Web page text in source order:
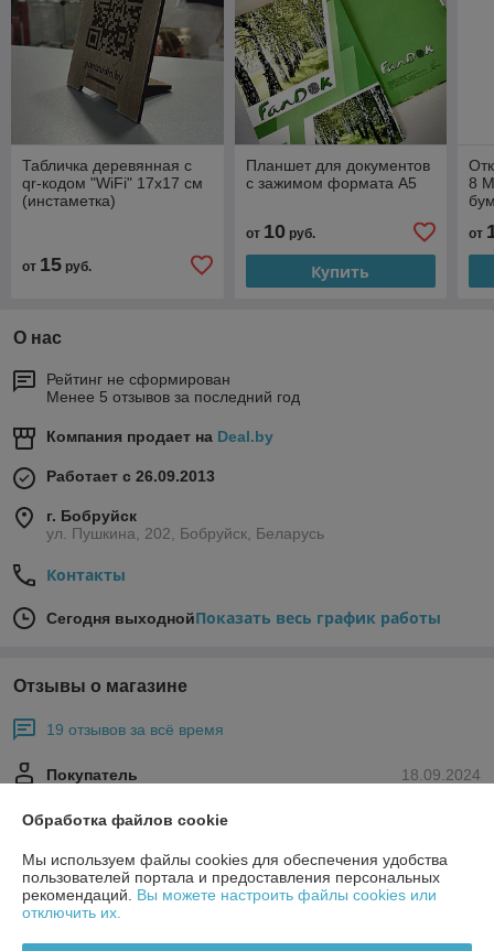
Табличка деревянная с
qr-кодом "WiFi" 17х17 см
(инстаметка)
от 15 руб.
Планшет для документов
с зажимом формата А5
от 10руб.
Купить
8
от
О нас
Рейтинг не сформирован
Менее 5 отзывов за последний год
Компания продает на Deal.by
Работает с 26.09.2013
г. Бобруйск
ул. Пушкина, 202, Бобруйск, Беларусь
Контакты
Сегодня выходнойПоказать весь график работы
Отзывы о магазине
19 отзывов за всё время
18.09.2024
Покупатель
Всё отлично!
Покупатель
Отлично
Обработка файлов cookie
Мы используем файлы cookies для обеспечения удобства
пользователей портала и предоставления персональных
рекомендаций. Вы можете настроить файлы cookies или
отключить их.